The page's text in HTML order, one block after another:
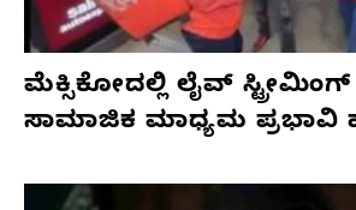
ಮೆಕ್ಸಿಕೋದಲ್ಲಿ ಲೈವ್
ಸಾಮಾಜಿಕ ಮಾಧ್ಯಮ ಪ್ರಭಾವಿ